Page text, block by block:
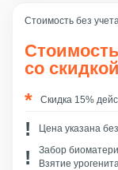
Стоимость без
Стоимость
со
Скидка 15%
Цена указана
Забор
Взятие